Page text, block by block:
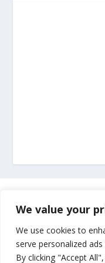
We value your
We use cookies to
serve personalized
By clicking "Accept
Impressum
Uvjeti korištenja